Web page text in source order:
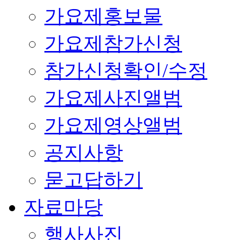
가요제홍보물
가요제참가신청
참가신청확인/수정
가요제사진앨범
가요제영상앨범
공지사항
묻고답하기
자료마당
행사사진